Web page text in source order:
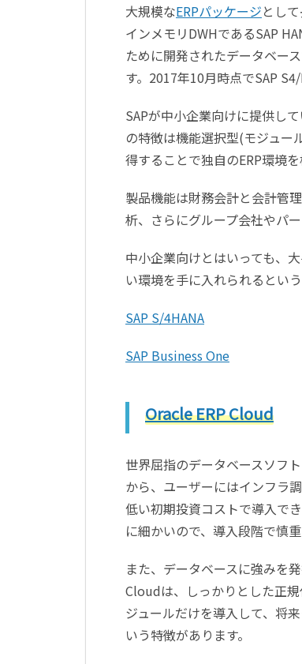
大規模なERPパッケージとし
インメモリDWHであるSAP
ために開発されたデータベー
す。2017年10月時点でSAP
SAPが中小企業向けに提供し
の特徴は機能選択型(モジュー
得することで独自のERP環境を
製品機能は財務会計と会計管理
析、さらにグループ会社やパ
中小企業向けとはいっても、
い環境を手に入れられるとい
SAP S/4HANA
SAP Business One
Oracle ERP Cloud
世界屈指のデータベースソフ
から、ユーザーにはインフラ
低い初期投資コストで導入で
に細かいので、導入段階で慎
また、データベースに強みを
Cloudは、しっかりとした正
ジュールだけを導入して、将
いう特徴があります。